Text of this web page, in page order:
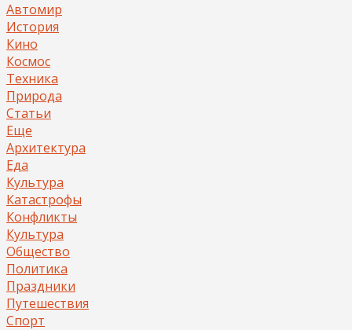
Автомир
История
Кино
Космос
Техника
Природа
Статьи
Еще
Архитектура
Еда
Культура
Катастрофы
Конфликты
Культура
Общество
Политика
Праздники
Путешествия
Спорт